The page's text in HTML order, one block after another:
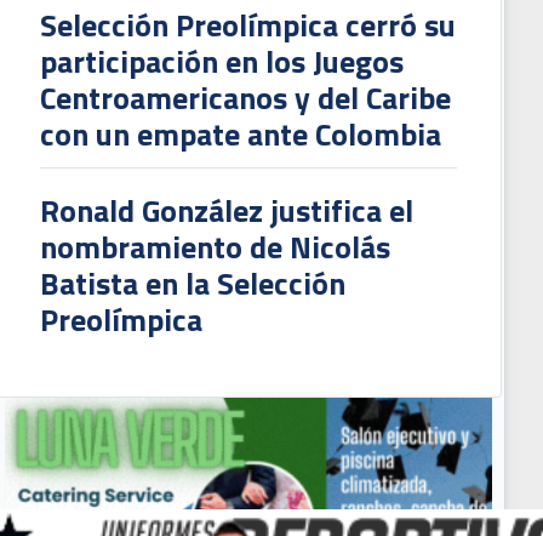
Selección Preolímpica cerró su
participación en los Juegos
Centroamericanos y del Caribe
con un empate ante Colombia
Ronald González justifica el
nombramiento de Nicolás
Batista en la Selección
Preolímpica
Díaz no sigue en Alajuelense